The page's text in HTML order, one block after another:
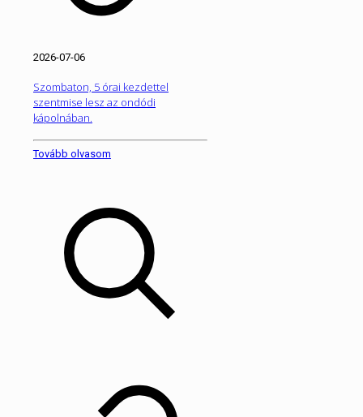
2026-07-06
Szombaton, 5 órai kezdettel
szentmise lesz az ondódi
kápolnában.
Tovább olvasom